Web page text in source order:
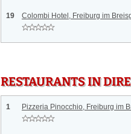
19 Colombi Hotel, Freiburg im
RESTAURANTS IN
1 Pizzeria Pinocchio, Freiburg im